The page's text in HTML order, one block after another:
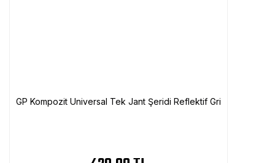
GP Kompozit Universal Tek Jant Şeridi Reflektif Gri